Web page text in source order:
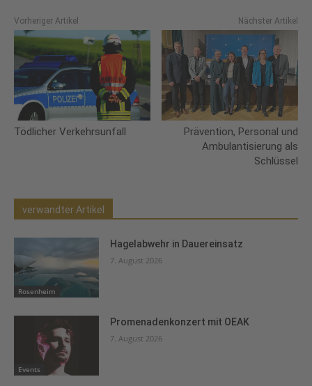
Vorheriger Artikel
Tödlicher Verkehrsunfall
Nächster Artikel
Prävention, Personal und
Ambulantisierung als
Schlüssel
verwandter Artikel
Rosenheim
Hagelabwehr in Dauereinsatz
7. August 2026
Events
Promenadenkonzert mit OEAK
7. August 2026